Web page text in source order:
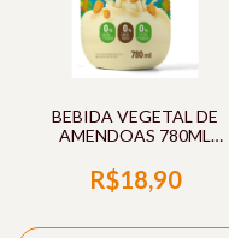
BEBIDA VEGETAL DE
AMENDOAS 780ML
R$18,90